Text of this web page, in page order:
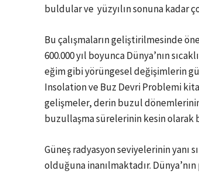
buldular ve yüzyılın sonuna kadar
Bu çalışmaların geliştirilmesinde
600.000 yıl boyunca Dünya’nın
eğim gibi yörüngesel değişimlerin
Insolation ve Buz Devri Problemi
gelişmeler, derin buzul
buzullaşma sürelerinin kesin olarak
Güneş radyasyon seviyelerinin yanı
olduğuna inanılmaktadır.